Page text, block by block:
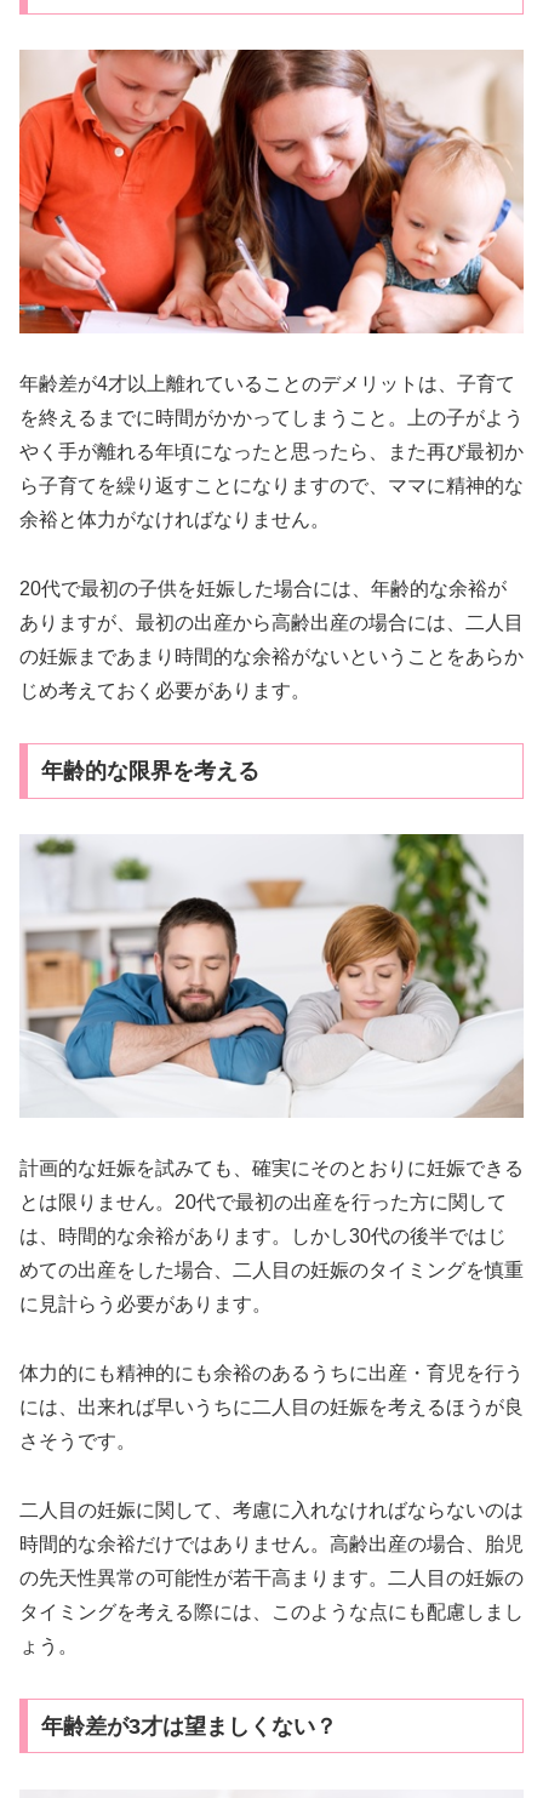
年齢差が4才以上離れていることのデメリットは、子育て
を終えるまでに時間がかかってしまうこと。上の子がよう
やく手が離れる年頃になったと思ったら、また再び最初か
ら子育てを繰り返すことになりますので、ママに精神的な
余裕と体力がなければなりません。
20代で最初の子供を妊娠した場合には、年齢的な余裕が
ありますが、最初の出産から高齢出産の場合には、二人目
の妊娠まであまり時間的な余裕がないということをあらか
じめ考えておく必要があります。
年齢的な限界を考える
計画的な妊娠を試みても、確実にそのとおりに妊娠できる
とは限りません。20代で最初の出産を行った方に関して
は、時間的な余裕があります。しかし30代の後半ではじ
めての出産をした場合、二人目の妊娠のタイミングを慎重
に見計らう必要があります。
体力的にも精神的にも余裕のあるうちに出産・育児を行う
には、出来れば早いうちに二人目の妊娠を考えるほうが良
さそうです。
二人目の妊娠に関して、考慮に入れなければならないのは
時間的な余裕だけではありません。高齢出産の場合、胎児
の先天性異常の可能性が若干高まります。二人目の妊娠の
タイミングを考える際には、このような点にも配慮しまし
ょう。
年齢差が3才は望ましくない？